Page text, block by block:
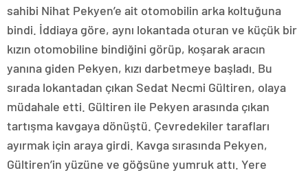
sahibi Nihat Pekyen’e ait otomobilin arka koltuğuna
bindi. İddiaya göre, aynı lokantada oturan ve küçük bir
kızın otomobiline bindiğini görüp, koşarak aracın
yanına giden Pekyen, kızı darbetmeye başladı. Bu
sırada lokantadan çıkan Sedat Necmi Gültiren, olaya
müdahale etti. Gültiren ile Pekyen arasında çıkan
tartışma kavgaya dönüştü. Çevredekiler tarafları
ayırmak için araya girdi. Kavga sırasında Pekyen,
Gültiren’in yüzüne ve göğsüne yumruk attı. Yere